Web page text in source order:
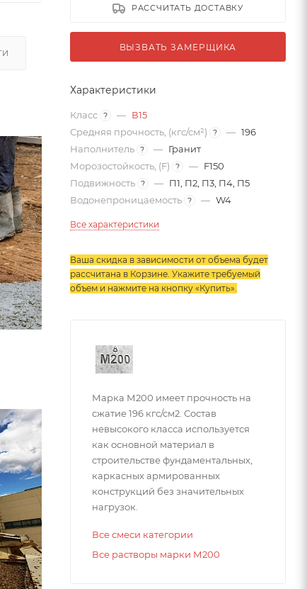
РАССЧИТАТЬ ДОСТАВКУ
ВЫЗВАТЬ ЗАМЕРЩИКА
Характеристики
Класс ? — В15
Средняя прочность, (кгс/см²)
? — 196
Наполнитель ? — Гранит
Морозостойкость, (F)
? — F150
Подвижность ? — П1, П2, П3, П4, П5
Водонепроницаемость ? — W4
Все характеристики
Ваша скидка в зависимости от объема будет
рассчитана в Корзине. Укажите требуемый
объем и нажмите на кнопку «Купить».
Марка М200 имеет прочность на
сжатие 196 кгс/см2. Состав
невысокого класса используется
как основной материал в
строительстве фундаментальных,
каркасных армированных
конструкций без значительных
нагрузок.
Все смеси категории
Все растворы марки М200